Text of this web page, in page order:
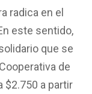
radica en el
este sentido,
que se
de
$2.750 a partir